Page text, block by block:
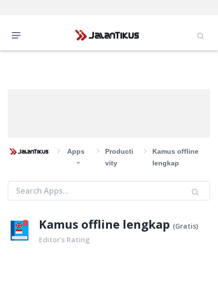
Apps
Producti
Vity
Kamus offline
lengkap
Kamus offline lengkap (Gratis)
Editor’s Rating